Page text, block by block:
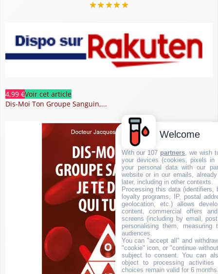
★★★★★
4,99 €Voir cet article
Dis-Moi Ton Groupe Sanguin,...
Welcome
With our 107 partners, we wish
your devices (cookies, pixels
your personal data with our
website or in our emails,
later, including in other contexts.
Processing this data (identifiers,
loyalty programs, IP, postal
geolocation, etc.) allows
content, commercial offers
screens (including by email,
personalising them, measuring
audiences.
You can "accept all" and
"cookie" icon, or "continue
subject to consent. You can
object to processing
choices remain valid for 6